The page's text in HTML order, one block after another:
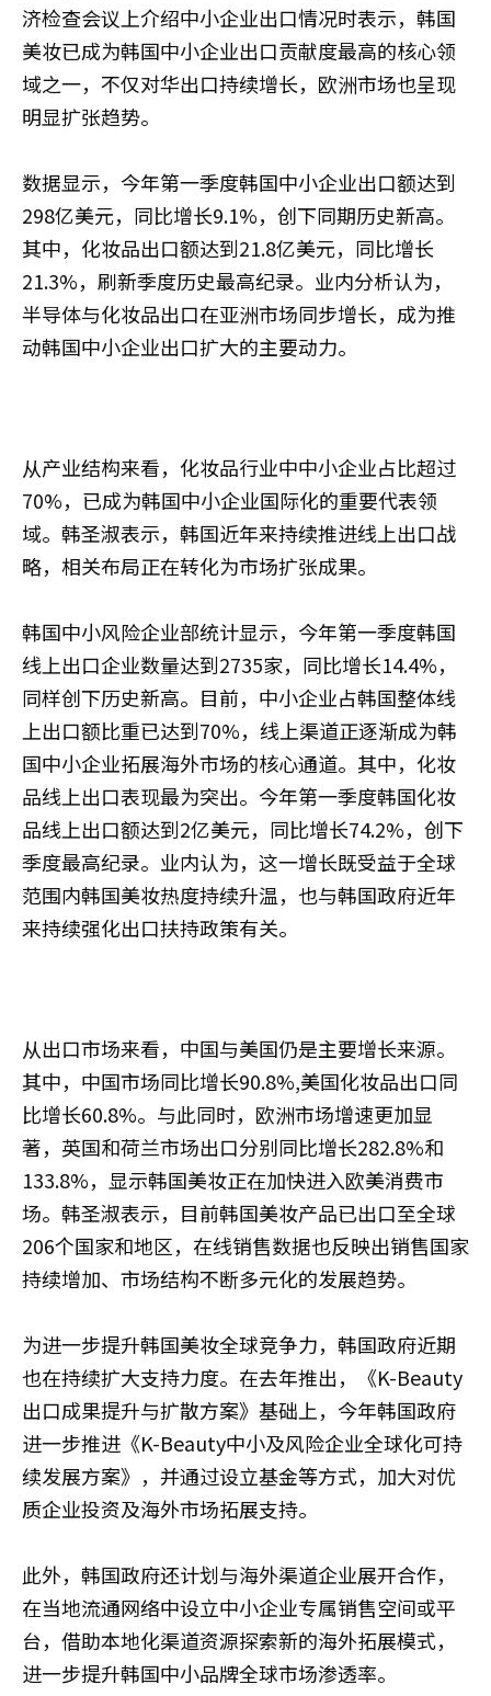
济检查会议上介绍中小企业出口情况时表示，韩国
美妆已成为韩国中小企业出口贡献度最高的核心领
域之一，不仅对华出口持续增长，欧洲市场也呈现
明显扩张趋势。
数据显示，今年第一季度韩国中小企业出口额达到
298亿美元，同比增长9.1%，创下同期历史新高。
其中，化妆品出口额达到21.8亿美元，同比增长
21.3%，刷新季度历史最高纪录。业内分析认为，
半导体与化妆品出口在亚洲市场同步增长，成为推
动韩国中小企业出口扩大的主要动力。
从产业结构来看，化妆品行业中中小企业占比超过
70%，已成为韩国中小企业国际化的重要代表领
域。韩圣淑表示，韩国近年来持续推进线上出口战
略，相关布局正在转化为市场扩张成果。
韩国中小风险企业部统计显示，今年第一季度韩国
线上出口企业数量达到2735家，同比增长14.4%，
同样创下历史新高。目前，中小企业占韩国整体线
上出口额比重已达到70%，线上渠道正逐渐成为韩
国中小企业拓展海外市场的核心通道。其中，化妆
品线上出口表现最为突出。今年第一季度韩国化妆
品线上出口额达到2亿美元，同比增长74.2%，创下
季度最高纪录。业内认为，这一增长既受益于全球
范围内韩国美妆热度持续升温，也与韩国政府近年
来持续强化出口扶持政策有关。
从出口市场来看，中国与美国仍是主要增长来源。
其中，中国市场同比增长90.8%,美国化妆品出口同
比增长60.8%。与此同时，欧洲市场增速更加显
著，英国和荷兰市场出口分别同比增长282.8%和
133.8%，显示韩国美妆正在加快进入欧美消费市
场。韩圣淑表示，目前韩国美妆产品已出口至全球
206个国家和地区，在线销售数据也反映出销售国家
持续增加、市场结构不断多元化的发展趋势。
为进一步提升韩国美妆全球竞争力，韩国政府近期
也在持续扩大支持力度。在去年推出，《K-Beauty
出口成果提升与扩散方案》基础上，今年韩国政府
进一步推进《K-Beauty中小及风险企业全球化可持
续发展方案》，并通过设立基金等方式，加大对优
质企业投资及海外市场拓展支持。
此外，韩国政府还计划与海外渠道企业展开合作，
在当地流通网络中设立中小企业专属销售空间或平
台，借助本地化渠道资源探索新的海外拓展模式，
进一步提升韩国中小品牌全球市场渗透率。